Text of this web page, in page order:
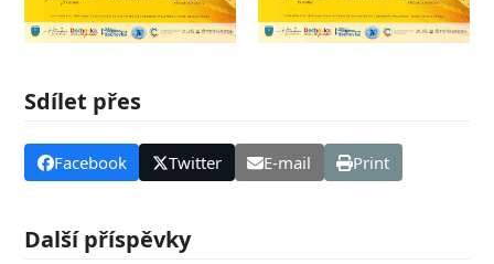
Sdílet přes
Facebook Twitter E-mail Print
Další příspěvky